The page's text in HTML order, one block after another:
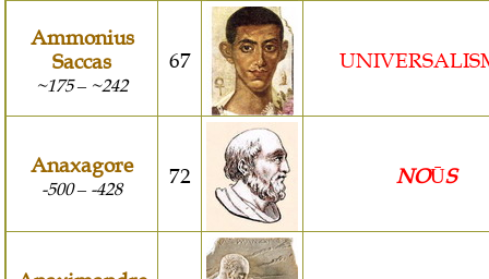
Ammonius
Saccas
~175– ~242
67
Anaxagore
-500– -428 72 NOŪS